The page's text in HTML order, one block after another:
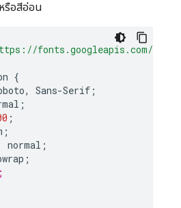
รือสีอ่อน
fonts.googleapis.com/
{
, Sans-Serif ;
;
;
;
normal ;
;